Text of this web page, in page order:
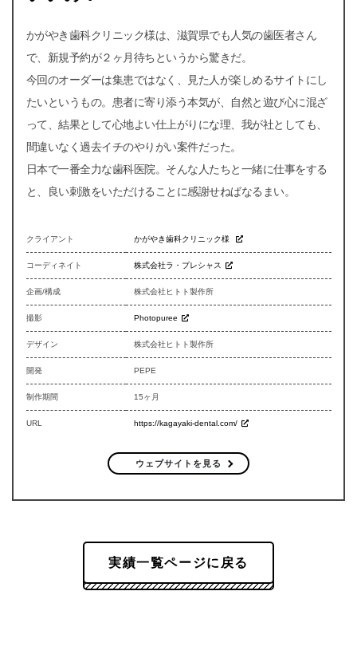
かがやき歯科クリニック様は、滋賀県でも人気の歯医者さん
で、新規予約が２ヶ月待ちというから驚きだ。
今回のオーダーは集患ではなく、見た人が楽しめるサイトにし
たいというもの。患者に寄り添う本気が、自然と遊び心に混ざ
って、結果として心地よい仕上がりにな理、我が社としても、
間違いなく過去イチのやりがい案件だった。
日本で一番全力な歯科医院。そんな人たちと一緒に仕事をする
と、良い刺激をいただけることに感謝せねばなるまい。
クライアント かがやき歯科クリニック様
コーディネイト 株式会社ラ・プレシャス
企画/構成 株式会社ヒトト製作所
撮影 Photopuree
デザイン 株式会社ヒトト製作所
開発 PEPE
制作期間 15ヶ月
URL https://kagayaki-dental.com/
ウェブサイトを見る
実績一覧ページに戻る